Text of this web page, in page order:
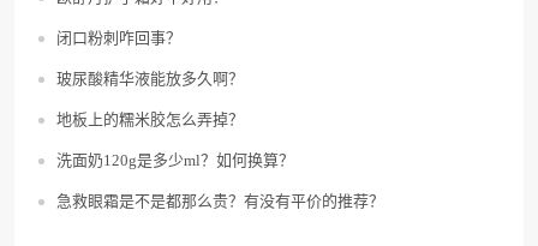
闭口粉刺咋回事？
玻尿酸精华液能放多久啊？
地板上的糯米胶怎么弄掉？
洗面奶120g是多少ml？如何换算？
急救眼霜是不是都那么贵？有没有平价的推荐？